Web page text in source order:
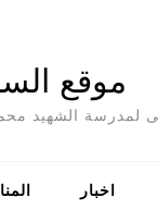
موقع
لمدرسة الشهيد
اخبار